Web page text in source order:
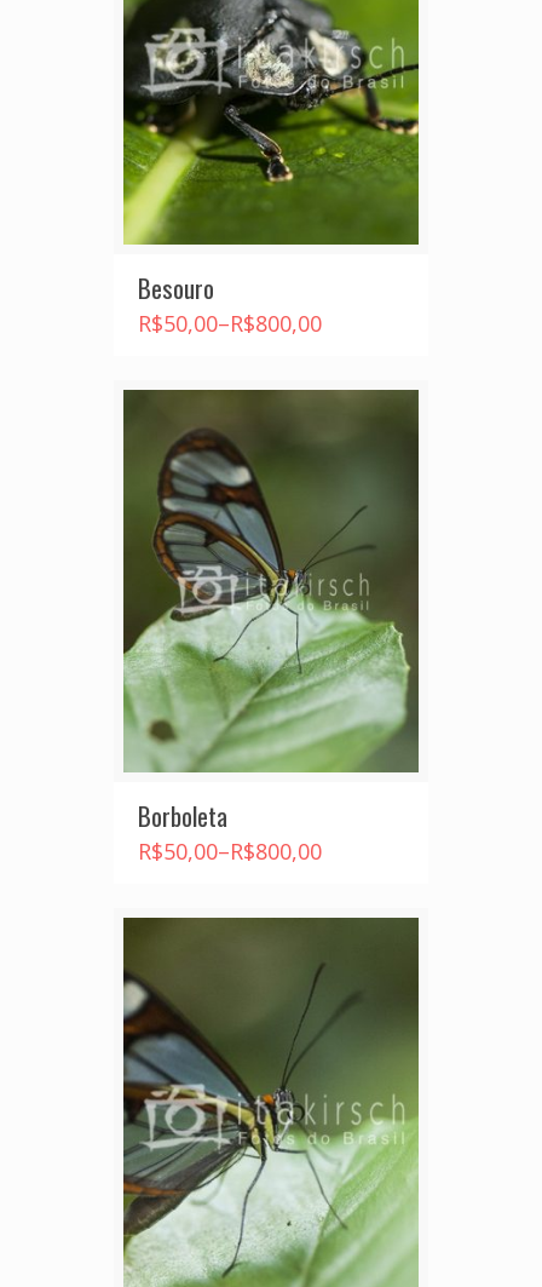
Besouro
R$50,00–R$800,00
Borboleta
R$50,00–R$800,00